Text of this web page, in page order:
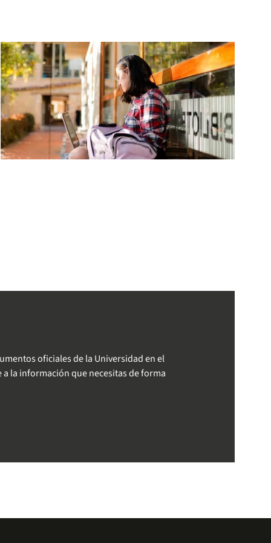
oficiales de la Universidad en el
la información que necesitas de forma